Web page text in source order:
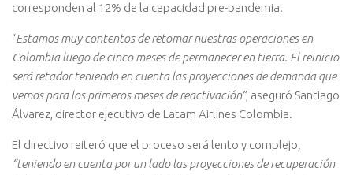
corresponden al 12% de la capacidad pre-pandemia.
“Estamos muy contentos de retomar nuestras operaciones en
Colombia luego de cinco meses de permanecer en tierra. El reinicio
será retador teniendo en cuenta las proyecciones de demanda que
vemos para los primeros meses de reactivación”, aseguró Santiago
Álvarez, director ejecutivo de Latam Airlines Colombia.
El directivo reiteró que el proceso será lento y complejo
“teniendo en cuenta por un lado las proyecciones de recuperación